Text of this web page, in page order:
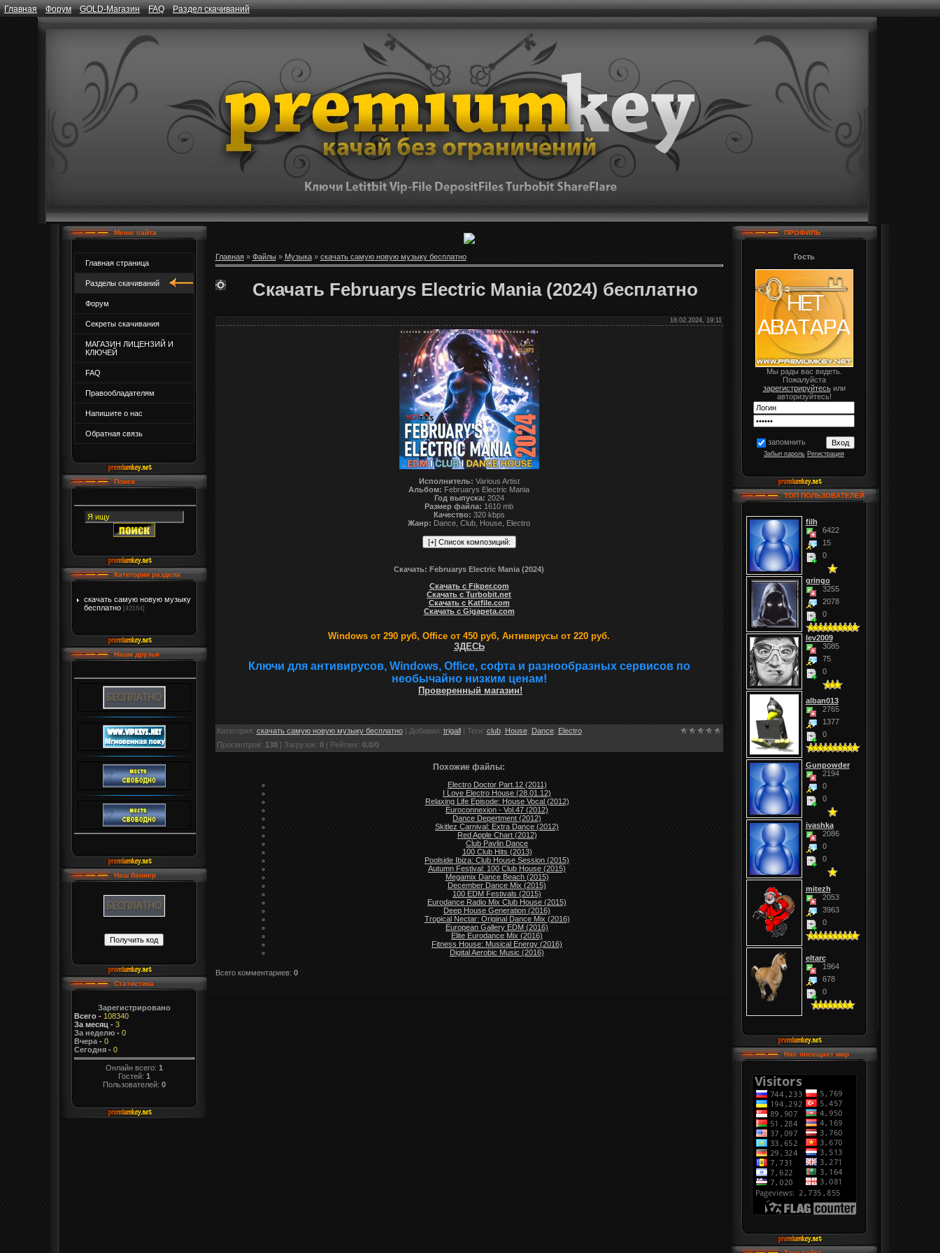
Главная Форум GOLD-Магазин FAQ Раздел скачиваний
Меню сайта
Главная страница
Разделы скачиваний
Форум
Секреты скачивания
МАГАЗИН ЛИЦЕНЗИЙ И
КЛЮЧЕЙ
FAQ
Правообладателям
Напишите о нас
Обратная связь
Поиск
Категории раздела
скачать самую новую музыку
бесплатно [43164]
Наши друзья
Наш баннер
Статистика
Зарегистрировано
Всего- 108340
За месяц - 3
За неделю- 0
Вчера- 0
Сегодня- 0
Онлайн всего: 1
Гостей: 1
Пользователей: 0
Главная» Файлы» Музыка» скачать самую новую музыку бесплатно
Скачать Februarys Electric Mania (2024) бесплатно
18.02.2024, 19:11
Исполнитель:Various Artist
Альбом:Februarys Electric Mania
Год выпуска:2024
Размер файла:1610 mb
Качество:320 kbps
Жанр:Dance, Club, House, Electro
Скачать: Februarys Electric Mania (2024)
Скачать с Fikper.com
Скачать с Turbobit.net
Скачать с Katfile.com
Скачать с Gigapeta.com
Windows от 290 руб, Office от 450 руб, Антивирусы от 220 руб.
ЗДЕСЬ
Ключи для антивирусов, Windows, Office, софта и разнообразных сервисов по
необычайно низким ценам!
Проверенный магазин!
Категория: скачать самую новую музыку бесплатно| Добавил: trigall| Теги: club, House, Dance, Electro
Просмотров: 138| Загрузок: 0| Рейтинг: 0.0/0
Похожие файлы:
Electro Doctor Part.12 (2011)
I Love Electro House (28.01.12)
Relaxing Life Episode: House Vocal (2012)
Euroconnexion - Vol.47 (2012)
Dance Depertment (2012)
Skitlez Carnival: Extra Dance (2012)
Red Apple Chart (2012)
Club Pavlin Dance
100 Club Hits (2013)
Poolside Ibiza: Club House Session (2015)
Autumn Festival: 100 Club House (2015)
Megamix Dance Beach (2015)
December Dance Mix (2015)
100 EDM Festivals (2015)
Eurodance Radio Mix Club House (2015)
Deep House Generation (2016)
Tropical Nectar: Original Dance Mix (2016)
European Gallery EDM (2016)
Elite Eurodance Mix (2016)
Fitness House: Musical Energy (2016)
Digital Aerobic Music (2016)
Всего комментариев: 0
ПРОФИЛЬ
Гость
Мы рады вас видеть.
Пожалуйста
зарегистрируйтесьили
авторизуйтесь!
запомнить
Забыл пароль Регистрация
ТОП ПОЛЬЗОВАТЕЛЕЙ
filh
6422
15
0
gringo
3255
2078
0
lev2009
3085
75
0
alban013
2765
1377
0
Gunpowder
2194
0
0
ivashka
2086
0
0
mitezh
2053
3963
0
eltarc
1964
678
0
Нас посещает мир